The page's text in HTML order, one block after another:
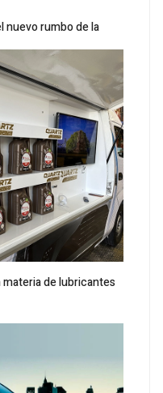
nuevo rumbo de la
de lubricantes